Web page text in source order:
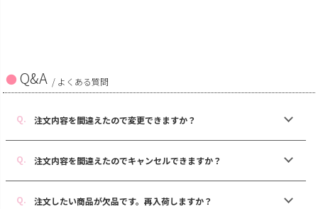
Q&A / よくある質問
注文内容を間違えたので変更できますか？
注文内容を間違えたのでキャンセルできますか？
注文したい商品が欠品です。再入荷しますか？